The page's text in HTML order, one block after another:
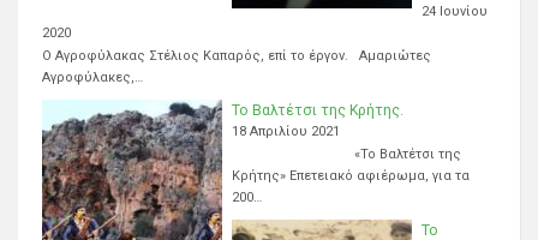
24 Ιουνίου
2020
Ο Αγροφύλακας Στέλιος Καπαρός, επί το έργον. Αμαριώτες
Αγροφύλακες,…
Το Βαλτέτσι της Κρήτης.
18 Απριλίου 2021
«Το Βαλτέτσι της
Κρήτης» Επετειακό αφιέρωμα, για τα
200…
Το